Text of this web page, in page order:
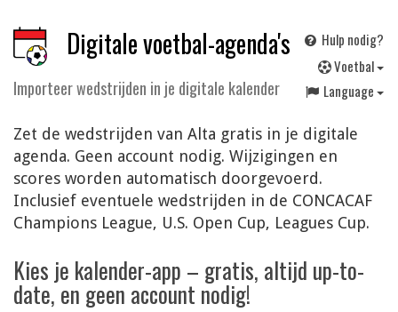
Digitale voetbal-agenda's
Importeer wedstrijden in je digitale kalender
Hulp nodig?
Voetbal
Language
Zet de wedstrijden van Alta gratis in je digitale
agenda. Geen account nodig. Wijzigingen en
scores worden automatisch doorgevoerd.
Inclusief eventuele wedstrijden in de CONCACAF
Champions League, U.S. Open Cup, Leagues Cup.
Kies je kalender-app – gratis, altijd up-to-
date, en geen account nodig!